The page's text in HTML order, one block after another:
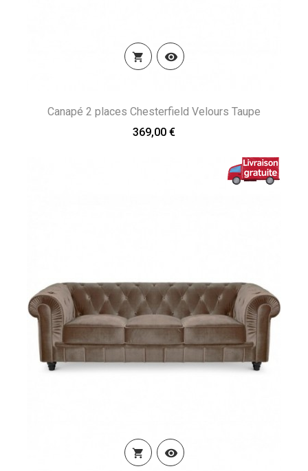
 
Canapé 2 places Chesterfield Velours Taupe
369,00 €
 